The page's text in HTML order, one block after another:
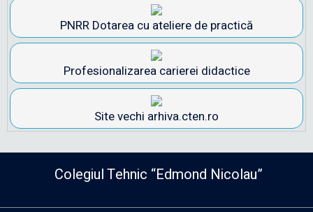
PNRR Dotarea cu ateliere de practică
Profesionalizarea carierei didactice
Site vechi arhiva.cten.ro
Colegiul Tehnic “Edmond Nicolau”